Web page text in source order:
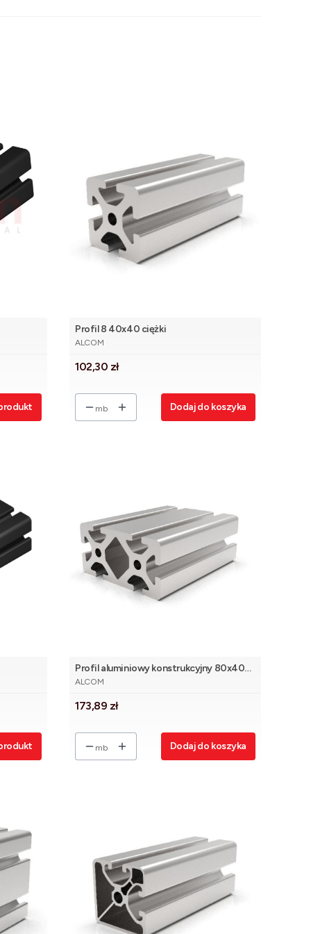
Profil 8 40x40 ciężki
PRODUCENT
ALCOM
Cena
102,30 zł
mb Dodaj do koszyka
Profil aluminiowy konstrukcyjny 80x40
ciężki [8]
PRODUCENT
ALCOM
Cena
173,89 zł
mb Dodaj do koszyka